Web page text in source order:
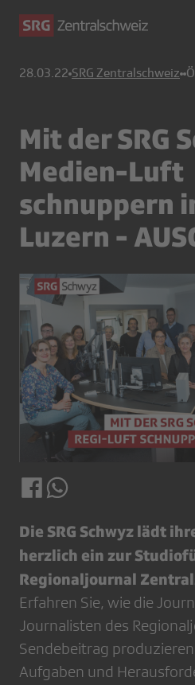
28.03.22 SRG Zentralschweiz
Mit der SRG
Medien-Luft
schnuppern
Luzern -
Die SRG Schwyz lädt
herzlich ein zur
Regionaljournal
Erfahren Sie, wie die
Journalisten des
Sendebeitrag
Aufgaben und